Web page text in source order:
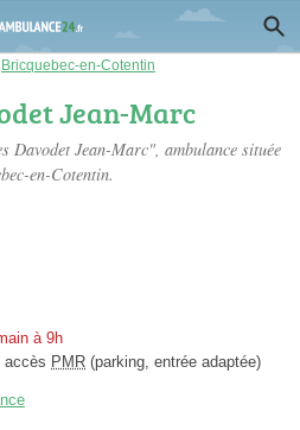
Bricquebec-en-Cotentin
Jean-Marc
Davodet Jean-Marc", ambulance située
en-Cotentin.
à 9h
accès PMR (parking, entrée adaptée)